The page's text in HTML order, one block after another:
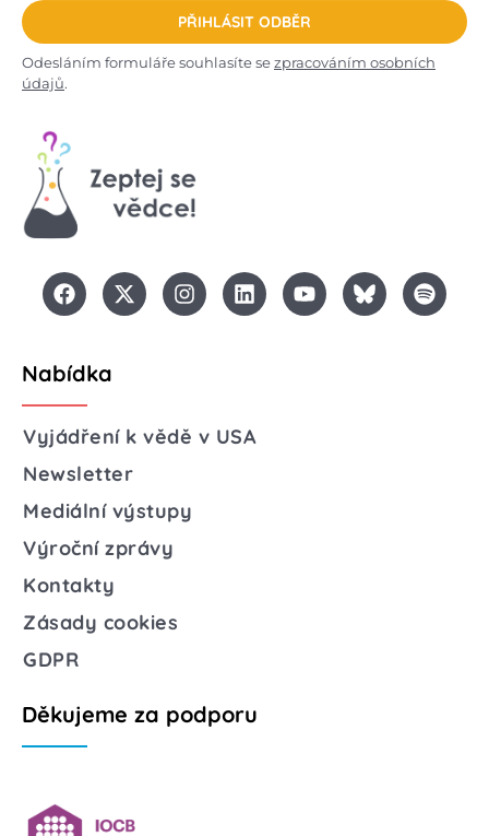
PŘIHLÁSIT ODBĚR
Odesláním formuláře souhlasíte sezpracováním osobních
údajů.
Nabídka
Vyjádření k vědě v USA
Newsletter
Mediální výstupy
Výroční zprávy
Kontakty
Zásady cookies
GDPR
Děkujeme za podporu